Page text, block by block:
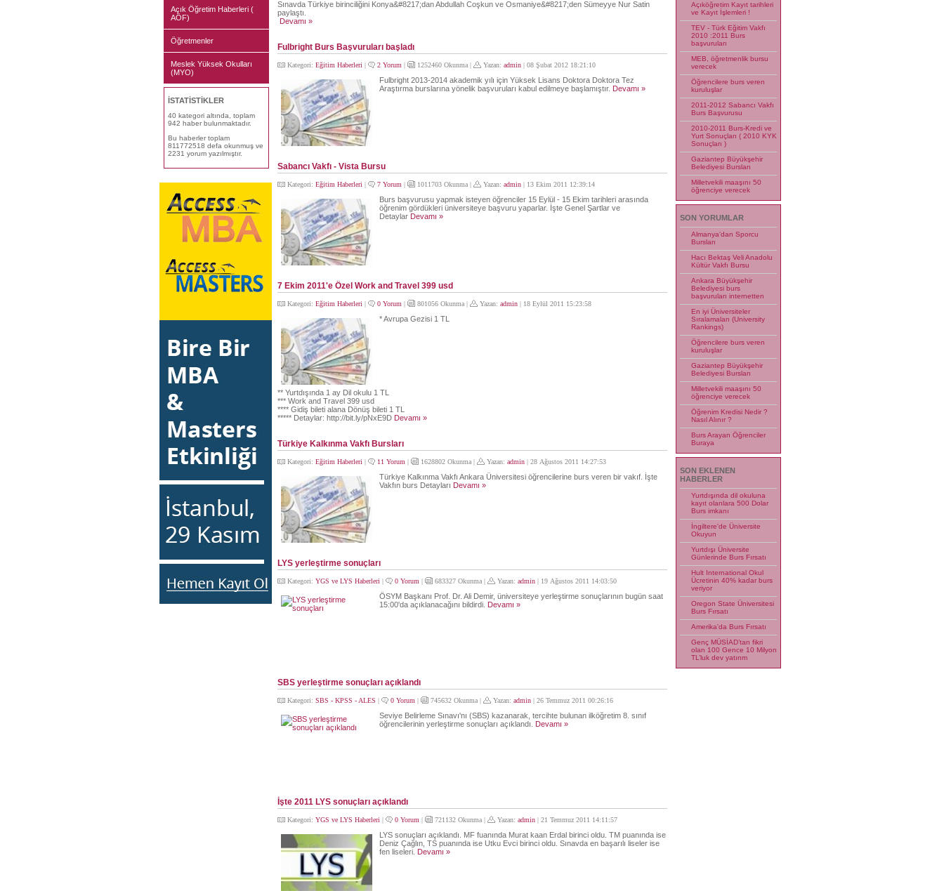
Açık Öğretim Haberleri (
AÖF)
Öğretmenler
Meslek Yüksek Okulları
(MYO)
İSTATİSTİKLER
40 kategori altında, toplam
942 haber bulunmaktadır.
Bu haberler toplam
811772518 defa okunmuş ve
2231 yorum yazılmıştır.
Sınavda Türkiye birinciliğini Konya&#8217;dan Abdullah Coşkun ve Osmaniye&#8217;den Sümeyye Nur Satin
paylaştı.
Devamı »
Fulbright Burs Başvuruları başladı
Kategori: Eğitim Haberleri | 2 Yorum | 1252460 Okunma | Yazan: admin| 08 Şubat 2012 18:21:10
Fulbright 2013-2014 akademik yılı için Yüksek Lisans Doktora Doktora Tez
Araştırma burslarına yönelik başvuruları kabul edilmeye başlamıştır. Devamı »
Sabancı Vakfı - Vista Bursu
Kategori: Eğitim Haberleri | 7 Yorum | 1011703 Okunma | Yazan: admin| 13 Ekim 2011 12:39:14
Burs başvurusu yapmak isteyen öğrenciler 15 Eylül - 15 Ekim tarihleri arasında
öğrenim gördükleri üniversiteye başvuru yaparlar. İşte Genel Şartlar ve
Detaylar Devamı »
7 Ekim 2011'e Özel Work and Travel 399 usd
Kategori: Eğitim Haberleri | 0 Yorum | 801056 Okunma | Yazan: admin| 18 Eylül 2011 15:23:58
* Avrupa Gezisi 1 TL
** Yurtdışında 1 ay Dil okulu 1 TL
*** Work and Travel 399 usd
**** Gidiş bileti alana Dönüş bileti 1 TL
***** Detaylar: http://bit.ly/pNxE9D Devamı »
Türkiye Kalkınma Vakfı Bursları
Kategori: Eğitim Haberleri | 11 Yorum | 1628802 Okunma | Yazan: admin| 28 Ağustos 2011 14:27:53
Türkiye Kalkınma Vakfı Ankara Üniversitesi öğrencilerine burs veren bir vakıf. İşte
Vakfın burs Detayları Devamı »
LYS yerleştirme sonuçları
Kategori: YGS ve LYS Haberleri | 0 Yorum | 683327 Okunma | Yazan: admin| 19 Ağustos 2011 14:03:50
ÖSYM Başkanı Prof. Dr. Ali Demir, üniversiteye yerleştirme sonuçlarının bugün saat
15:00'da açıklanacağını bildirdi. Devamı »
SBS yerleştirme sonuçları açıklandı
Kategori: SBS - KPSS - ALES | 0 Yorum | 745632 Okunma | Yazan: admin| 26 Temmuz 2011 00:26:16
Seviye Belirleme Sınavı'nı (SBS) kazanarak, tercihte bulunan ilköğretim 8. sınıf
öğrencilerinin yerleştirme sonuçları açıklandı.
Devamı »
İşte 2011 LYS sonuçları açıklandı
Kategori: YGS ve LYS Haberleri | 0 Yorum | 721132 Okunma | Yazan: admin| 21 Temmuz 2011 14:11:57
LYS sonuçları açıklandı. MF fuanında Murat kaan Erdal birinci oldu. TM puanında ise
Deniz Çağlın, TS puanında ise Utku Evci birinci oldu. Sınavda en başarılı liseler ise
fen liseleri. Devamı »
Açıköğretim Kayıt tarihleri
ve Kayıt İşlemleri !
TEV - Türk Eğitim Vakfı
2010 :2011 Burs
başvuruları
MEB, öğretmenlik bursu
verecek
Öğrencilere burs veren
kuruluşlar
2011-2012 Sabancı Vakfı
Burs Başvurusu
2010-2011 Burs-Kredi ve
Yurt Sonuçları ( 2010 KYK
Sonuçları )
Gaziantep Büyükşehir
Belediyesi Bursları
Milletvekili maaşını 50
öğrenciye verecek
SON YORUMLAR
Almanya'dan Sporcu
Bursları
Hacı Bektaş Veli Anadolu
Kültür Vakfı Bursu
Ankara Büyükşehir
Belediyesi burs
başvuruları internetten
En iyi Üniversiteler
Sıralamaları (University
Rankings)
Öğrencilere burs veren
kuruluşlar
Gaziantep Büyükşehir
Belediyesi Bursları
Milletvekili maaşını 50
öğrenciye verecek
Öğrenim Kredisi Nedir ?
Nasıl Alınır ?
Burs Arayan Öğrenciler
Buraya
SON EKLENEN
HABERLER
Yurtdışında dil okuluna
kayıt olanlara 500 Dolar
Burs imkanı
İngiltere'de Üniversite
Okuyun
Yurtdışı Üniversite
Günlerinde Burs Fırsatı
Hult International Okul
Ücretinin 40% kadar burs
veriyor
Oregon State Üniversitesi
Burs Fırsatı
Amerika'da Burs Fırsatı
Genç MÜSİAD’tan fikri
olan 100 Gence 10 Milyon
TL’luk dev yatırım